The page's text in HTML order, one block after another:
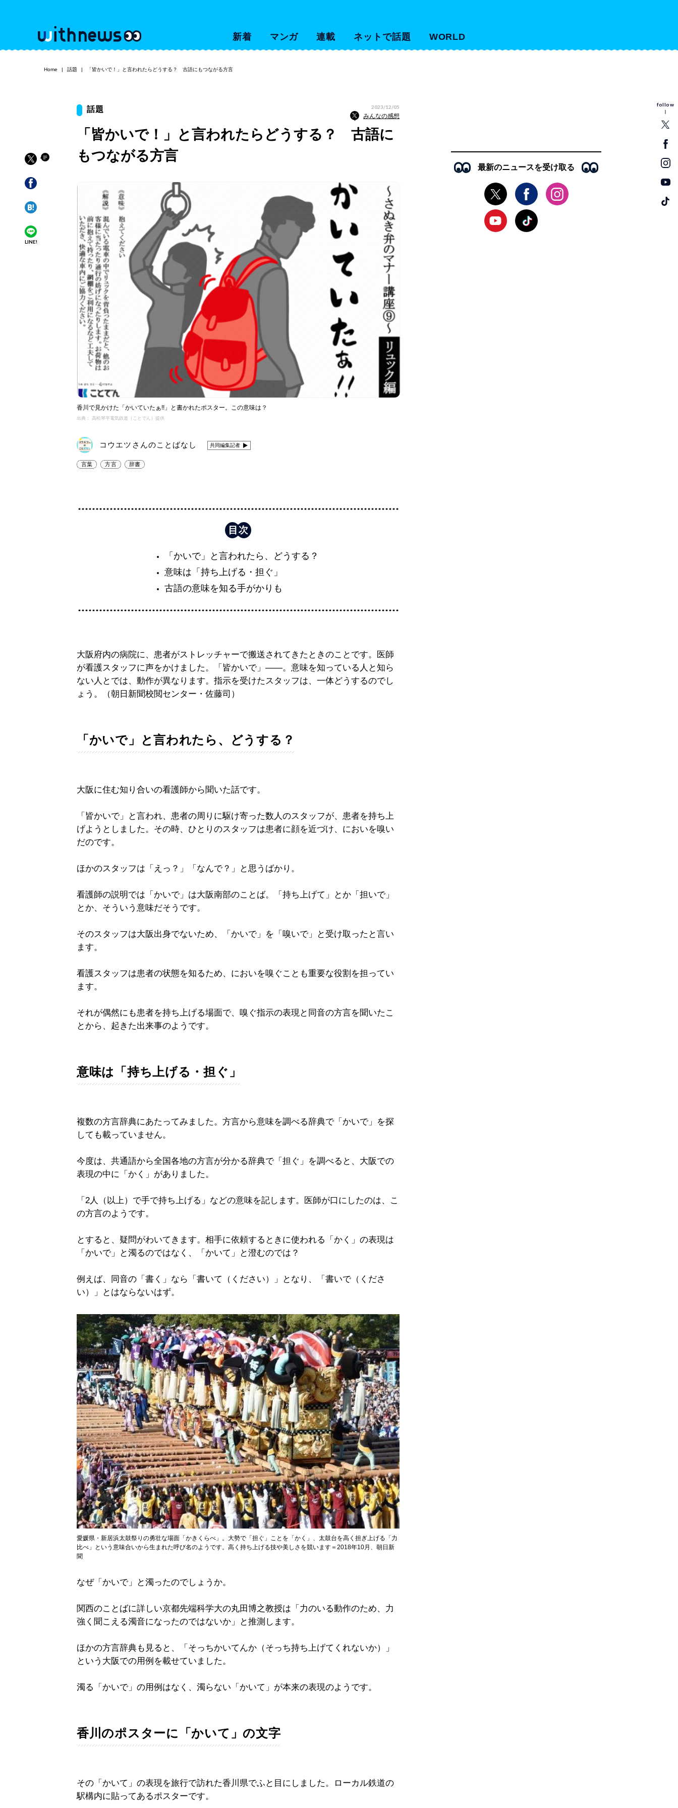
新着 マンガ 連載 ネットで話題 WORLD
follow
Home 話題 「皆かいで！」と言われたらどうする？ 古語にもつながる方言
LINE!
話題 2023/12/05
みんなの感想
「皆かいで！」と言われたらどうする？ 古語に
もつながる方言
香川で見かけた「かいていたぁ!!」と書かれたポスター。この意味は？
出典： 高松琴平電気鉄道（ことでん）提供
コウエツさんのことばなし 共同編集記者
言葉 方言 辞書
「かいで」と言われたら、どうする？
意味は「持ち上げる・担ぐ」
古語の意味を知る手がかりも
大阪府内の病院に、患者がストレッチャーで搬送されてきたときのことです。医師
が看護スタッフに声をかけました。「皆かいで」――。意味を知っている人と知ら
ない人とでは、動作が異なります。指示を受けたスタッフは、一体どうするのでし
ょう。（朝日新聞校閲センター・佐藤司）
「かいで」と言われたら、どうする？
大阪に住む知り合いの看護師から聞いた話です。
「皆かいで」と言われ、患者の周りに駆け寄った数人のスタッフが、患者を持ち上
げようとしました。その時、ひとりのスタッフは患者に顔を近づけ、においを嗅い
だのです。
ほかのスタッフは「えっ？」「なんで？」と思うばかり。
看護師の説明では「かいで」は大阪南部のことば。「持ち上げて」とか「担いで」
とか、そういう意味だそうです。
そのスタッフは大阪出身でないため、「かいで」を「嗅いで」と受け取ったと言い
ます。
看護スタッフは患者の状態を知るため、においを嗅ぐことも重要な役割を担ってい
ます。
それが偶然にも患者を持ち上げる場面で、嗅ぐ指示の表現と同音の方言を聞いたこ
とから、起きた出来事のようです。
意味は「持ち上げる・担ぐ」
複数の方言辞典にあたってみました。方言から意味を調べる辞典で「かいで」を探
しても載っていません。
今度は、共通語から全国各地の方言が分かる辞典で「担ぐ」を調べると、大阪での
表現の中に「かく」がありました。
「2人（以上）で手で持ち上げる」などの意味を記します。医師が口にしたのは、こ
の方言のようです。
とすると、疑問がわいてきます。相手に依頼するときに使われる「かく」の表現は
「かいで」と濁るのではなく、「かいて」と澄むのでは？
例えば、同音の「書く」なら「書いて（ください）」となり、「書いで（くださ
い）」とはならないはず。
愛媛県・新居浜太鼓祭りの勇壮な場面「かきくらべ」。大勢で「担ぐ」ことを「かく」、太鼓台を高く担ぎ上げる「力
比べ」という意味合いから生まれた呼び名のようです。高く持ち上げる技や美しさを競います＝2018年10月、朝日新
聞
なぜ「かいで」と濁ったのでしょうか。
関西のことばに詳しい京都先端科学大の丸田博之教授は「力のいる動作のため、力
強く聞こえる濁音になったのではないか」と推測します。
ほかの方言辞典も見ると、「そっちかいてんか（そっち持ち上げてくれないか）」
という大阪での用例を載せていました。
濁る「かいで」の用例はなく、濁らない「かいて」が本来の表現のようです。
香川のポスターに「かいて」の文字
その「かいて」の表現を旅行で訪れた香川県でふと目にしました。ローカル鉄道の
駅構内に貼ってあるポスターです。
最新のニュースを受け取る